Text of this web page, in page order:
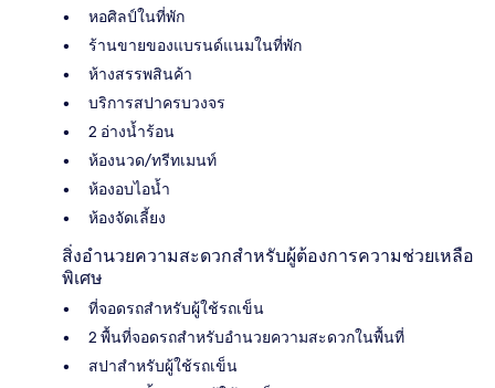
หอศิลป์ในที่พัก
ร้านขายของแบรนด์แนมในที่พัก
ห้างสรรพสินค้า
บริการสปาครบวงจร
2 อ่างน้ำร้อน
ห้องนวด/ทรีทเมนท์
ห้องอบไอน้ำ
ห้องจัดเลี้ยง
สิ่งอำนวยความสะดวกสำหรับผู้ต้องการความช่วยเหลือ
พิเศษ
ที่จอดรถสำหรับผู้ใช้รถเข็น
2 พื้นที่จอดรถสำหรับอำนวยความสะดวกในพื้นที่
สปาสำหรับผู้ใช้รถเข็น